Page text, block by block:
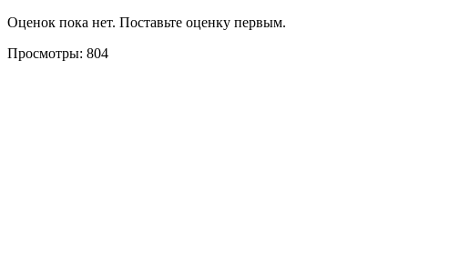
Оценок пока нет. Поставьте оценку первым.
Просмотры: 804